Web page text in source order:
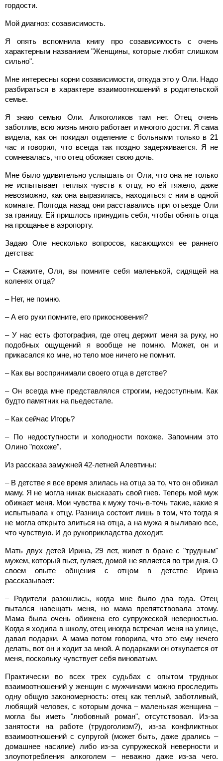
гордости.
Мой диагноз: созависимость.
Я опять вспомнила книгу про созависимость с очень
характерным названием "Женщины, которые любят слишком
сильно".
Мне интересны корни созависимости, откуда это у Оли. Надо
разбираться в характере взаимоотношений в родительской
семье.
Я знаю семью Оли. Алкоголиков там нет. Отец очень
заботлив, всю жизнь много работает и многого достиг. Я сама
видела, как он покидал отделение с больными только в 21
час и говорил, что всегда так поздно задерживается. Я не
сомневалась, что отец обожает свою дочь.
Мне было удивительно услышать от Оли, что она не только
не испытывает теплых чувств к отцу, но ей тяжело, даже
невозможно, как она выразилась, находиться с ним в одной
комнате. Полгода назад они расставались при отъезде Оли
за границу. Ей пришлось принудить себя, чтобы обнять отца
на прощанье в аэропорту.
Задаю Оле несколько вопросов, касающихся ее раннего
детства:
– Скажите, Оля, вы помните себя маленькой, сидящей на
коленях отца?
– Нет, не помню.
– А его руки помните, его прикосновения?
– У нас есть фотография, где отец держит меня за руку, но
подобных ощущений я вообще не помню. Может, он и
прикасался ко мне, но тело мое ничего не помнит.
– Как вы воспринимали своего отца в детстве?
– Он всегда мне представлялся строгим, недоступным. Как
будто памятник на пьедестале.
– Как сейчас Игорь?
– По недоступности и холодности похоже. Запомним это
Олино "похоже".
Из рассказа замужней 42-летней Алевтины:
– В детстве я все время злилась на отца за то, что он обижал
маму. Я не могла никак высказать свой гнев. Теперь мой муж
обижает меня. Мои чувства к мужу точь-в-точь такие, какие я
испытывала к отцу. Разница состоит лишь в том, что тогда я
не могла открыто злиться на отца, а на мужа я выливаю все,
что чувствую. И до рукоприкладства доходит.
Мать двух детей Ирина, 29 лет, живет в браке с "трудным"
мужем, который пьет, гуляет, домой не является по три дня. О
своем опыте общения с отцом в детстве Ирина
рассказывает:
– Родители разошлись, когда мне было два года. Отец
пытался навещать меня, но мама препятствовала этому.
Мама была очень обижена его супружеской неверностью.
Когда я ходила в школу, отец иногда встречал меня на улице,
давал подарки. А мама потом говорила, что это ему нечего
делать, вот он и ходит за мной. А подарками он откупается от
меня, поскольку чувствует себя виноватым.
Практически во всех трех судьбах с опытом трудных
взаимоотношений у женщин с мужчинами можно проследить
одну общую закономерность: отец как теплый, заботливый,
любящий человек, с которым дочка – маленькая женщина –
могла бы иметь "любовный роман", отсутствовал. Из-за
занятости на работе (трудоголизм?), из-за конфликтных
взаимоотношений с супругой (может быть, даже дрались –
домашнее насилие) либо из-за супружеской неверности и
злоупотребления алкоголем – неважно даже из-за чего.